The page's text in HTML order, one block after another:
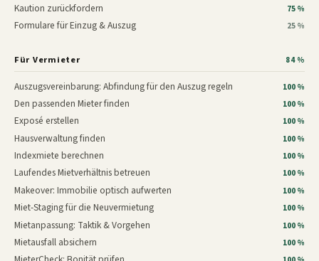
Kaution zurückfordern 75 %
Formulare für Einzug & Auszug 25 %
Für Vermieter 84 %
Auszugsvereinbarung: Abfindung für den Auszug regeln 100 %
Den passenden Mieter finden 100 %
Exposé erstellen 100 %
Hausverwaltung finden 100 %
Indexmiete berechnen 100 %
Laufendes Mietverhältnis betreuen 100 %
Makeover: Immobilie optisch aufwerten 100 %
Miet-Staging für die Neuvermietung 100 %
Mietanpassung: Taktik & Vorgehen 100 %
Mietausfall absichern 100 %